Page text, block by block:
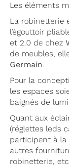
Les éléments
La robinetterie
l’égouttoir
et 2.0 de chez
de meubles,
Germain.
Pour la
les espaces
baignés de
Quant aux
(réglettes leds
participent à la
autres
robinetterie,